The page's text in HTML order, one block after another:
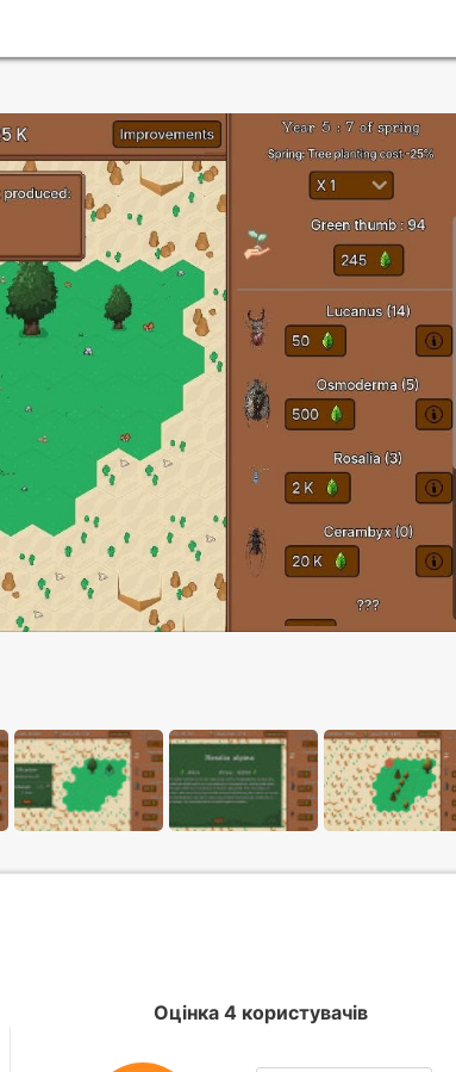
Оцінка 4 користувачів